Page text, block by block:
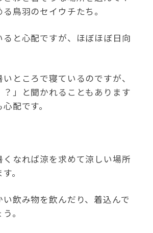
鳥羽のセイウチたち。
と心配ですが、ほぼほぼ日向
ところで寝ているのですが、
？」と聞かれることもあります
配です。
くなれば涼を求めて涼しい場所
。
飲み物を飲んだり、着込んで
。